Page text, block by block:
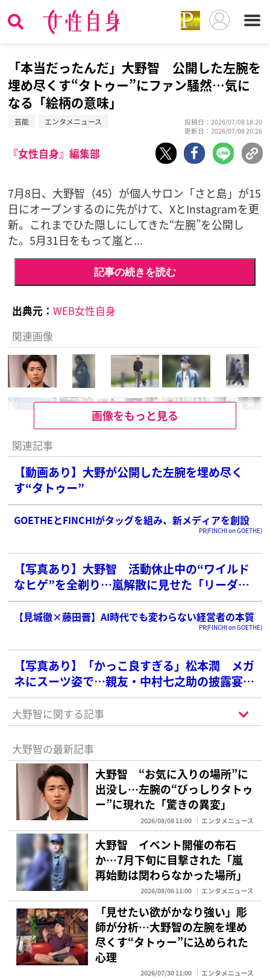
「本当だったんだ」大野智 公開した左腕を
埋め尽くす“タトゥー”にファン騒然…気に
なる「絵柄の意味」
芸能 エンタメニュース
投稿日：2026/07/08 18:20
更新日：2026/07/08 20:26
『女性自身』編集部
7月8日、大野智（45）が個人サロン「さと島」が15
日にオープンするのに先がけて、XとInstagramを更
新。これまでひた隠しにしてきた“左腕”を公開し
た。5月31日をもって嵐と...
記事の続きを読む
出典元： WEB女性自身
関連画像
画像をもっと見る
関連記事
【動画あり】大野が公開した左腕を埋め尽く
す“タトゥー”
GOETHEとFINCHIがタッグを組み、新メディアを創設
PR(FINCHI on GOETHE)
【写真あり】大野智 活動休止中の“ワイルド
なヒゲ”を全剃り…嵐解散に見せた「リーダー
の覚悟」
【見城徹×藤田晋】AI時代でも変わらない経営者の本質
PR(FINCHI on GOETHE)
【写真あり】「かっこ良すぎる」松本潤 メガ
ネにスーツ姿で…親友・中村七之助の披露宴で
見せた“プライベートビジュ”にファン騒然
大野智に関する記事
大野智の最新記事
大野智 “お気に入りの場所”に
出没し…左腕の“びっしりタトゥ
ー”に現れた「驚きの異変」
2026/08/08 11:00 エンタメニュース
大野智 イベント開催の布石
か…7月下旬に目撃された「嵐
再始動は関わらなかった場所」
2026/08/06 11:00 エンタメニュース
「見せたい欲がかなり強い」彫
師が分析…大野智の左腕を埋め
尽くす“タトゥー”に込められた
心理
2026/07/30 11:00 エンタメニュース